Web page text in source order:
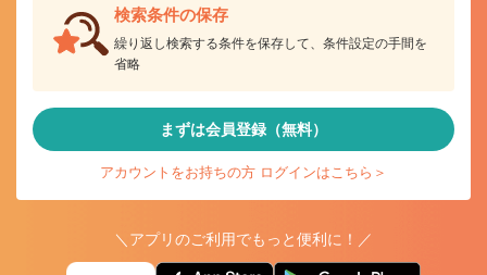
検索条件の保存
繰り返し検索する条件を保存して、条件設定の手間を
省略
まずは会員登録（無料）
アカウントをお持ちの方 ログインはこちら＞
＼アプリのご利用でもっと便利に！／